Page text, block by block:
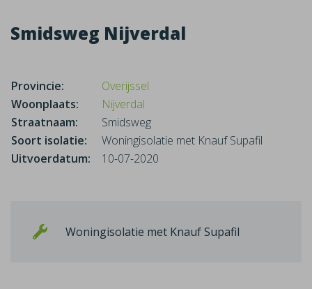
Smidsweg Nijverdal
Provincie:
Overijssel
Woonplaats:
Nijverdal
Straatnaam:
Smidsweg
Soort isolatie:
Woningisolatie met Knauf Supafil
Uitvoerdatum:
10-07-2020
Woningisolatie met Knauf Supafil